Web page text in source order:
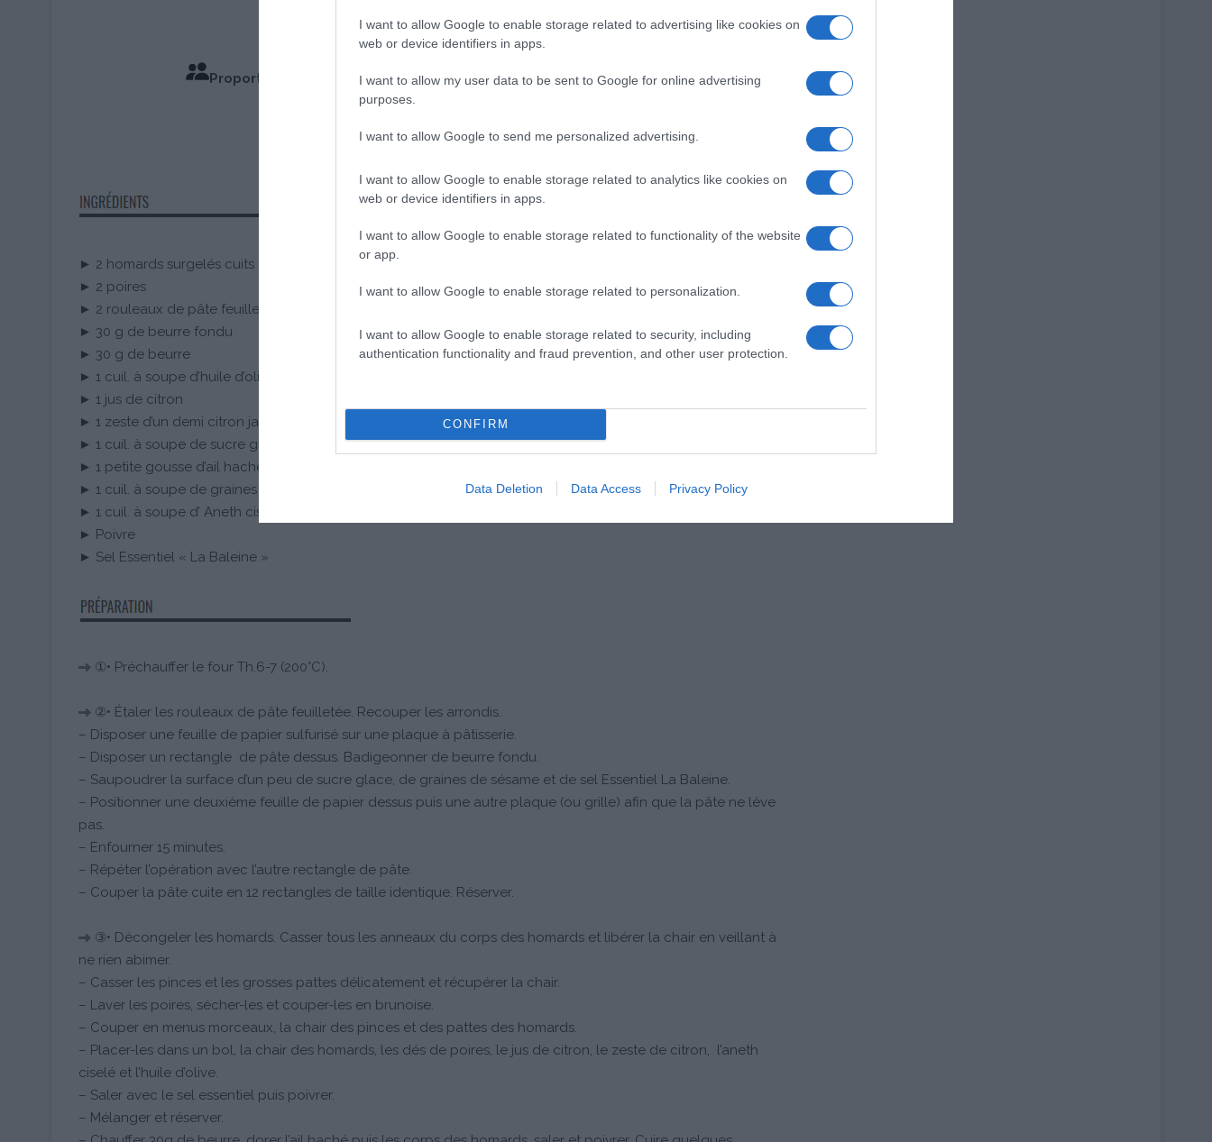
I want to allow Google to enable storage related to advertising like cookies on
web or device identifiers in apps.
I want to allow my user data to be sent to Google for online advertising
purposes.
I want to allow Google to send me personalized advertising.
I want to allow Google to enable storage related to analytics like cookies on
web or device identifiers in apps.
I want to allow Google to enable storage related to functionality of the website
or app.
I want to allow Google to enable storage related to personalization.
I want to allow Google to enable storage related to security, including
authentication functionality and fraud prevention, and other user protection.
CONFIRM
Data Deletion Data Access Privacy Policy
Proportions pour 4 Personnes
Temps de Préparation 25 Minutes
Temps de Cuisson 20 Minutes
► 2 homards surgelés cuits
► 2 poires
► 2 rouleaux de pâte feuilletée
► 30 g de beurre fondu
► 30 g de beurre
► 1 cuil. à soupe d’huile d’olive
► 1 jus de citron
► 1 zeste d’un demi citron jaune
► 1 cuil. à soupe de sucre glace
► 1 petite gousse d’ail hachée
► 1 cuil. à soupe de graines de sésame
► 1 cuil. à soupe d’ Aneth ciselé
► Poivre
► Sel Essentiel « La Baleine »
①• Préchauffer le four Th.6-7 (200°C).
②• Étaler les rouleaux de pâte feuilletée. Recouper les arrondis.
– Disposer une feuille de papier sulfurisé sur une plaque à pâtisserie.
– Disposer un rectangle de pâte dessus. Badigeonner de beurre fondu.
– Saupoudrer la surface d’un peu de sucre glace, de graines de sésame et de sel Essentiel La Baleine.
– Positionner une deuxième feuille de papier dessus puis une autre plaque (ou grille) afin que la pâte ne lève
pas.
– Enfourner 15 minutes.
– Répéter l’opération avec l’autre rectangle de pâte.
– Couper la pâte cuite en 12 rectangles de taille identique. Réserver.
③• Décongeler les homards. Casser tous les anneaux du corps des homards et libérer la chair en veillant à
ne rien abimer.
– Casser les pinces et les grosses pattes délicatement et récupérer la chair.
– Laver les poires, sécher-les et couper-les en brunoise.
– Couper en menus morceaux, la chair des pinces et des pattes des homards.
– Placer-les dans un bol, la chair des homards, les dés de poires, le jus de citron, le zeste de citron, l’aneth
ciselé et l’huile d’olive.
– Saler avec le sel essentiel puis poivrer.
– Mélanger et réserver.